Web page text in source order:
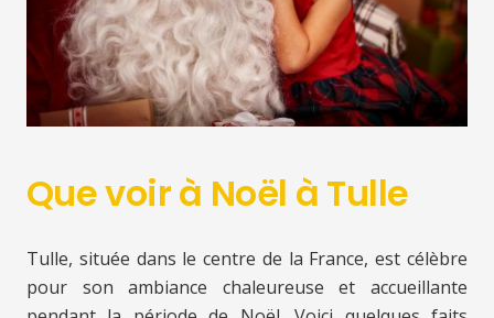
Que voir à Noël à Tulle
Tulle, située dans le centre de la France, est célèbre
pour son ambiance chaleureuse et accueillante